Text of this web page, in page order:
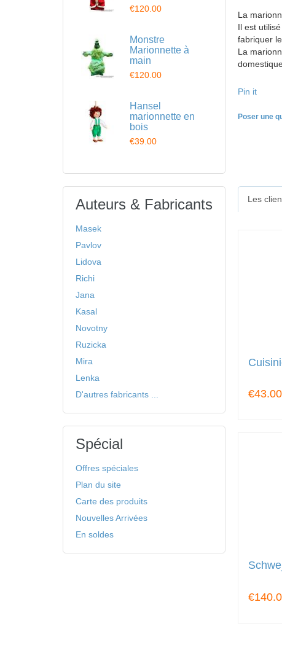
La
Il est
fabriquer
La
Pin it
Poser une
Les
€43.00
€120.00
Monstre
Marionnette à
main
€120.00
Hansel
marionnette en
bois
€39.00
Auteurs & Fabricants
Masek
Pavlov
Lidova
Richi
Jana
Kasal
Novotny
Ruzicka
Mira
Lenka
D'autres fabricants ...
Spécial
Offres spéciales
Plan du site
Carte des produits
Nouvelles Arrivées
En soldes